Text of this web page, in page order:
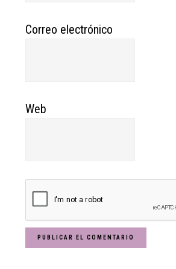
Correo electrónico
Web